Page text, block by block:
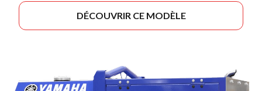
DÉCOUVRIR CE MODÈLE